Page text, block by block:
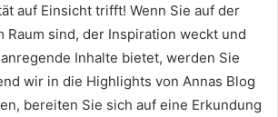
auf Einsicht trifft! Wenn Sie auf der
Raum sind, der Inspiration weckt und
Inhalte bietet, werden Sie
wir in die Highlights von Annas Blog
bereiten Sie sich auf eine Erkundung